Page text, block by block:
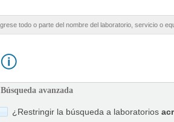
Búsqueda avanzada
¿Restringir la búsqueda a laboratorios